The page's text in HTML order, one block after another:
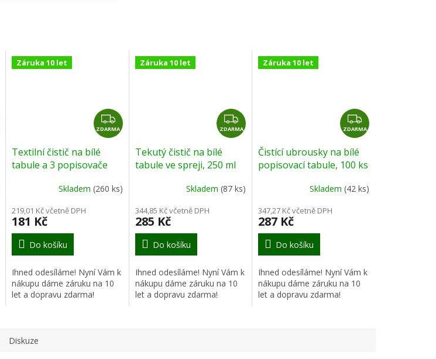
M
Záruka 10 let
Z
D
A
ZDARMA
Textilní čistič na bílé
tabule a 3 popisovače
Skladem (260 ks)
219,01 Kč včetně DPH
181 Kč
Do košíku
Ihned odesíláme! Nyní Vám k
nákupu dáme záruku na 10
let a dopravu zdarma!
Záruka 10 let
Z
D
A
ZDARMA
Tekutý čistič na bílé
tabule ve spreji, 250 ml
Skladem(87 ks)
344,85 Kč včetně DPH
285 Kč
Do košíku
Ihned odesíláme! Nyní Vám k
nákupu dáme záruku na 10
let a dopravu zdarma!
Záruka 10 let
Z
D
R
A
ZDARMA
Čistící ubrousky na bílé
popisovací tabule, 100 ks
Skladem (42 ks)
347,27 Kč včetně DPH
287 Kč
Do košíku
Ihned odesíláme! Nyní Vám k
nákupu dáme záruku na 10
let a dopravu zdarma!
Diskuze